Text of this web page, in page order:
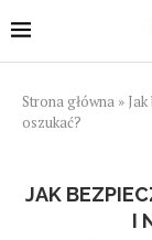
Strona główna »
oszukać?
JAK
I